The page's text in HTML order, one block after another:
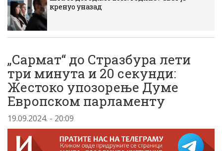
кренуо уназад
„Сармат“ до Стразбура лети
три минута и 20 секунди:
Жестоко упозорење Думе
Европском парламенту
19.09.2024. - 20:09